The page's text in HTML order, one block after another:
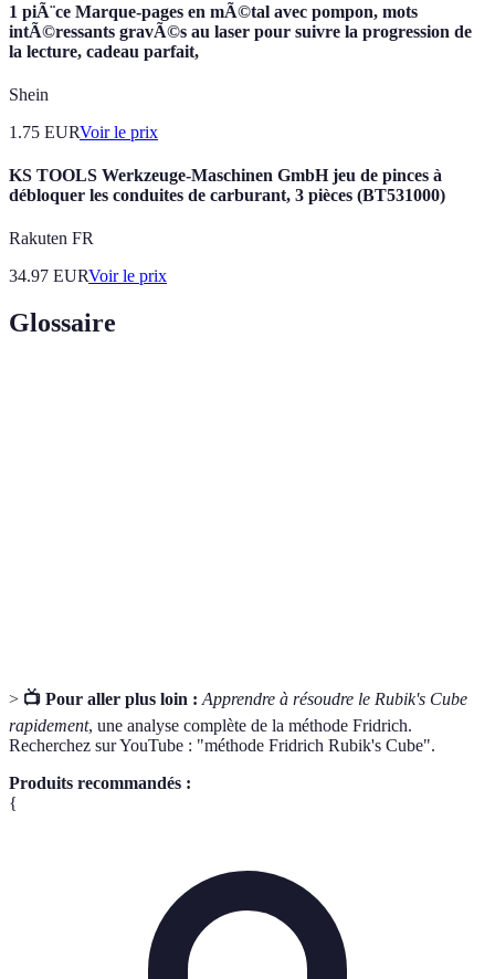
1 piÃ¨ce Marque-pages en mÃ©tal avec pompon, mots
intÃ©ressants gravÃ©s au laser pour suivre la progression de
la lecture, cadeau parfait,
Shein
1.75 EURVoir le prix
KS TOOLS Werkzeuge-Maschinen GmbH jeu de pinces à
débloquer les conduites de carburant, 3 pièces (BT531000)
Rakuten FR
34.97 EURVoir le prix
Glossaire
> 📺 Pour aller plus loin : Apprendre à résoudre le Rubik's Cube
rapidement, une analyse complète de la méthode Fridrich.
Recherchez sur YouTube : "méthode Fridrich Rubik's Cube".
Produits recommandés :
{